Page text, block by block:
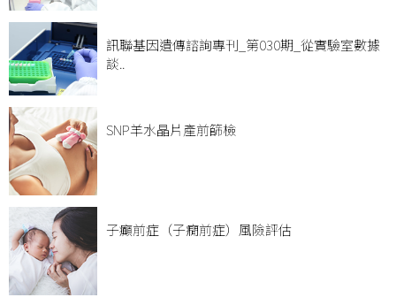
訊聯基因遺傳諮詢專刊_第030期_從實驗室數據
談..
SNP羊水晶片產前篩檢
子癲前症（子癇前症）風險評估